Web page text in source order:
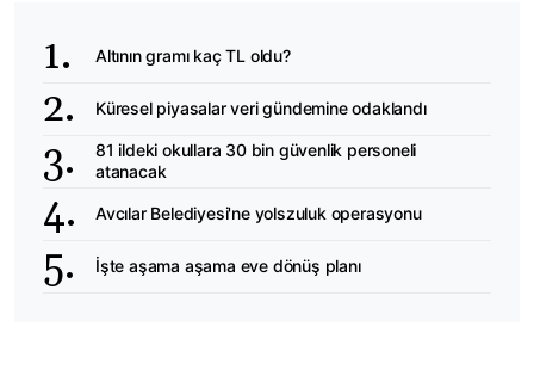
Altının gramı kaç TL oldu?
Küresel piyasalar veri gündemine odaklandı
81 ildeki okullara 30 bin güvenlik personeli
atanacak
Avcılar Belediyesi'ne yolszuluk operasyonu
İşte aşama aşama eve dönüş planı